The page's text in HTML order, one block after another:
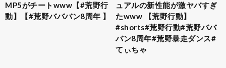
MP5がチートwww【#荒野行
動】【#荒野バババン8周年 】
ュアルの新性能が激ヤバすぎ
たwww 【荒野行動】
#shorts#荒野行動#荒野ババ
バン8周年#荒野暴走ダンス#
てぃちゃ